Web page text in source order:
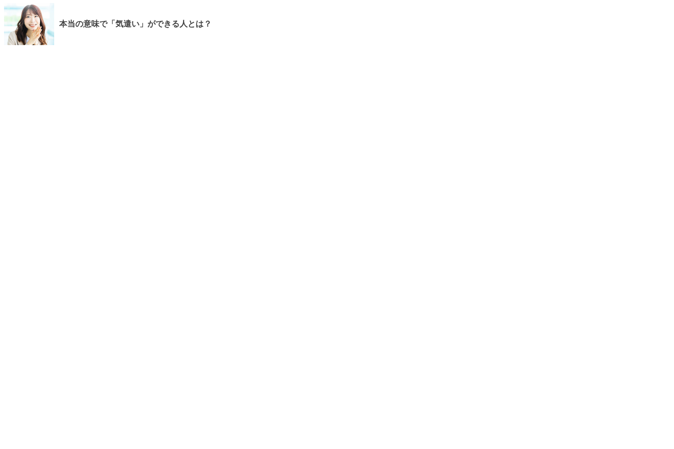
本当の意味で「気遣い」ができる人とは？